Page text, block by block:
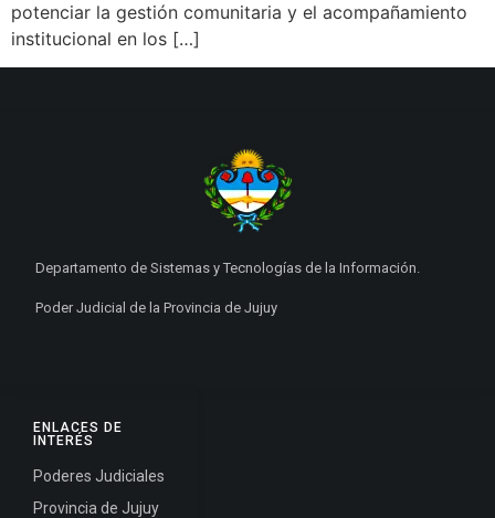
potenciar la gestión comunitaria y el acompañamiento
institucional en los […]
ENLACES DE
INTERÉS
Poderes Judiciales
Provincia de Jujuy
Departamento de Sistemas y Tecnologías de la Información.
Poder Judicial de la Provincia de Jujuy